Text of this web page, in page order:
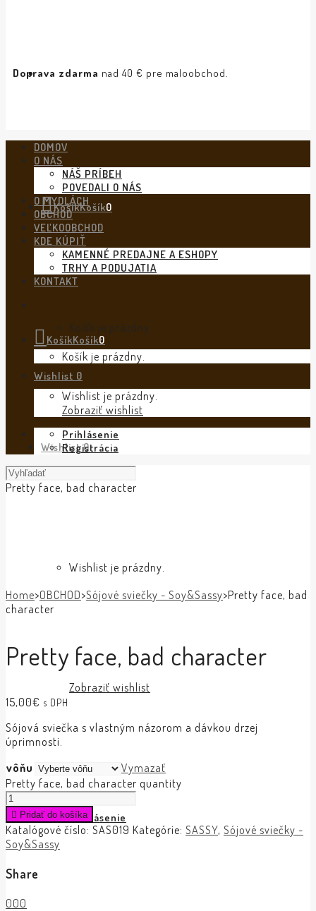
Doprava zdarma nad 40 € pre maloobchod.
KošíkKošík0
Košík je prázdny.
Wishlist 0
Wishlist je prázdny.
Zobraziť wishlist
Prihlásenie
DOMOV
O NÁS
NÁŠ PRÍBEH
POVEDALI O NÁS
O MYDLÁCH
OBCHOD
VEĽKOOBCHOD
KDE KÚPIŤ
KAMENNÉ PREDAJNE A ESHOPY
TRHY A PODUJATIA
KONTAKT
KošíkKošík0
Košík je prázdny.
Wishlist 0
Wishlist je prázdny.
Zobraziť wishlist
Prihlásenie
Registrácia
Pretty face, bad character
Home>OBCHOD>Sójové sviečky - Soy&Sassy>Pretty face, bad
character
Pretty face, bad character
15,00€ s DPH
Sójová sviečka s vlastným názorom a dávkou drzej
úprimnosti.
vôňu
Vymazať
Pretty face, bad character quantity
Pridať do košíka
Katalógové číslo: SAS019 Kategórie: SASSY, Sójové sviečky -
Soy&Sassy
Share
000